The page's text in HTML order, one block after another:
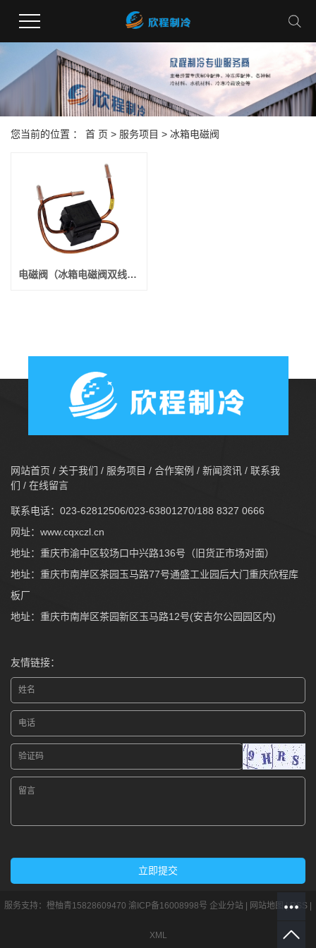
您当前的位置 ： 首 页 > 服务项目 > 冰箱电磁阀
电磁阀（冰箱电磁阀双线圈 三通电磁阀）
网站首页 / 关于我们 / 服务项目 / 合作案例 / 新闻资讯 / 联系我
们 / 在线留言
联系电话：023-62812506/023-63801270/188 8327 0666
网址： www.cqxczl.cn
地址：重庆市渝中区较场口中兴路136号（旧货正市场对面）
地址：重庆市南岸区茶园玉马路77号通盛工业园后大门重庆欣程库
板厂
地址：重庆市南岸区茶园新区玉马路12号(安吉尔公园园区内)
友情链接：
服务支持： 橙柚青15828609470 渝ICP备16008998号 企业分站 网站地图 |RSS
XML